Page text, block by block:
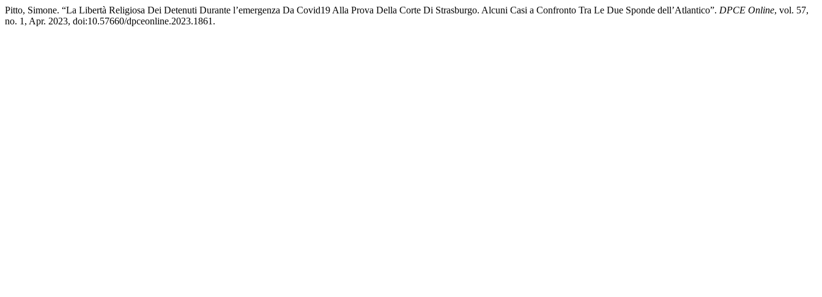
Pitto, Simone. “La Libertà Religiosa Dei Detenuti Durante l’emergenza Da Covid19 Alla Prova Della Corte Di Strasburgo. Alcuni Casi a Confronto Tra Le Due Sponde dell’Atlantico”. DPCE Online, vol. 57,
no. 1, Apr. 2023, doi:10.57660/dpceonline.2023.1861.